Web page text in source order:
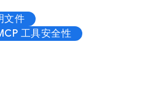
文件
工具安全性